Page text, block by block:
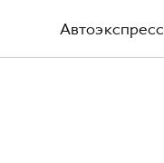
Автоэкспресс